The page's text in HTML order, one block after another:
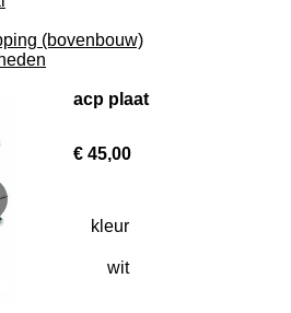
(bovenbouw)
acp plaat
€ 45,00
kleur